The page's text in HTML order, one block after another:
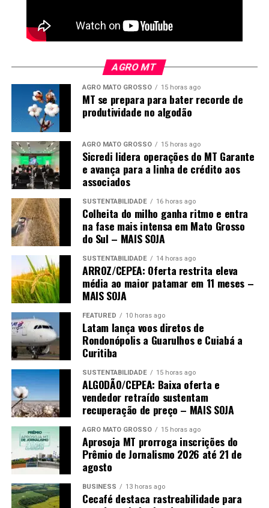
*Miguel Daoud
Política do Canal Rural
OCanal Rural
não se responsabiliza pelas opiniões e
conteúdos de inteira responsabilidade de seus autores. A
empresa se reserva o direito de fazer ajustes no texto
para adequação às normas de publicação.
O postJavali: uma ameaça que o Brasil não pode mais
ignorarapareceu primeiro emCanal Rural.
AGRO MT
AGRO MATO GROSSO 15 horas ago
MT se prepara para bater recorde de
produtividade no algodão
AGRO MATO GROSSO 15 horas ago
Sicredi lidera operações do MT Garante
e avança para a linha de crédito aos
associados
SUSTENTABILIDADE 16 horas ago
Colheita do milho ganha ritmo e entra
na fase mais intensa em Mato Grosso
do Sul – MAIS SOJA
SUSTENTABILIDADE 14 horas ago
ARROZ/CEPEA: Oferta restrita eleva
média ao maior patamar em 11 meses –
MAIS SOJA
FEATURED 10 horas ago
Latam lança voos diretos de
Rondonópolis a Guarulhos e Cuiabá a
Curitiba
SUSTENTABILIDADE 15 horas ago
ALGODÃO/CEPEA: Baixa oferta e
vendedor retraído sustentam
recuperação de preço – MAIS SOJA
AGRO MATO GROSSO 15 horas ago
Aprosoja MT prorroga inscrições do
Prêmio de Jornalismo 2026 até 21 de
agosto
BUSINESS 13 horas ago
Cecafé destaca rastreabilidade para